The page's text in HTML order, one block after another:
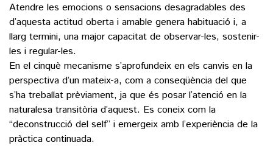
Atendre les emocions o sensacions desagradables des
d’aquesta actitud oberta i amable genera habituació i, a
llarg termini, una major capacitat de observar-les, sostenir-
les i regular-les.
En el cinquè mecanisme s’aprofundeix en els canvis en la
perspectiva d’un mateix-a, com a conseqüència del que
s’ha treballat prèviament, ja que és posar l’atenció en la
naturalesa transitòria d’aquest. Es coneix com la
“deconstrucció del self” i emergeix amb l’experiència de la
pràctica continuada.